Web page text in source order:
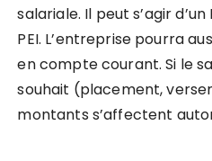
salariale. Il peut s’agir d’un
PEI. L’entreprise pourra
en compte courant. Si le
souhait (placement,
montants s’affectent